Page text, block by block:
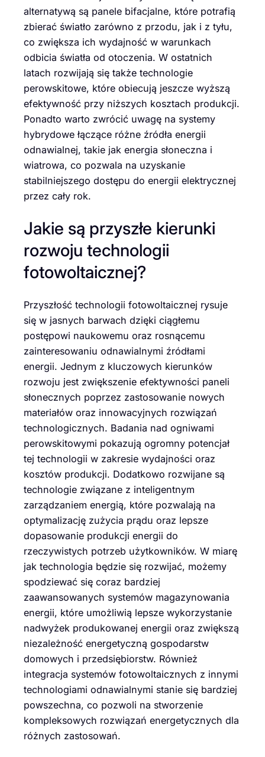
alternatywą są panele bifacjalne, które potrafią
zbierać światło zarówno z przodu, jak i z tyłu,
co zwiększa ich wydajność w warunkach
odbicia światła od otoczenia. W ostatnich
latach rozwijają się także technologie
perowskitowe, które obiecują jeszcze wyższą
efektywność przy niższych kosztach produkcji.
Ponadto warto zwrócić uwagę na systemy
hybrydowe łączące różne źródła energii
odnawialnej, takie jak energia słoneczna i
wiatrowa, co pozwala na uzyskanie
stabilniejszego dostępu do energii elektrycznej
przez cały rok.
Jakie są przyszłe kierunki
rozwoju technologii
fotowoltaicznej?
Przyszłość technologii fotowoltaicznej rysuje
się w jasnych barwach dzięki ciągłemu
postępowi naukowemu oraz rosnącemu
zainteresowaniu odnawialnymi źródłami
energii. Jednym z kluczowych kierunków
rozwoju jest zwiększenie efektywności paneli
słonecznych poprzez zastosowanie nowych
materiałów oraz innowacyjnych rozwiązań
technologicznych. Badania nad ogniwami
perowskitowymi pokazują ogromny potencjał
tej technologii w zakresie wydajności oraz
kosztów produkcji. Dodatkowo rozwijane są
technologie związane z inteligentnym
zarządzaniem energią, które pozwalają na
optymalizację zużycia prądu oraz lepsze
dopasowanie produkcji energii do
rzeczywistych potrzeb użytkowników. W miarę
jak technologia będzie się rozwijać, możemy
spodziewać się coraz bardziej
zaawansowanych systemów magazynowania
energii, które umożliwią lepsze wykorzystanie
nadwyżek produkowanej energii oraz zwiększą
niezależność energetyczną gospodarstw
domowych i przedsiębiorstw. Również
integracja systemów fotowoltaicznych z innymi
technologiami odnawialnymi stanie się bardziej
powszechna, co pozwoli na stworzenie
kompleksowych rozwiązań energetycznych dla
różnych zastosowań.